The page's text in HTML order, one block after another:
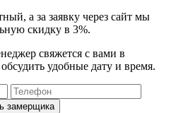
, а за заявку через сайт мы
скидку в 3%.
свяжется с вами в
удобные дату и время.
замерщика